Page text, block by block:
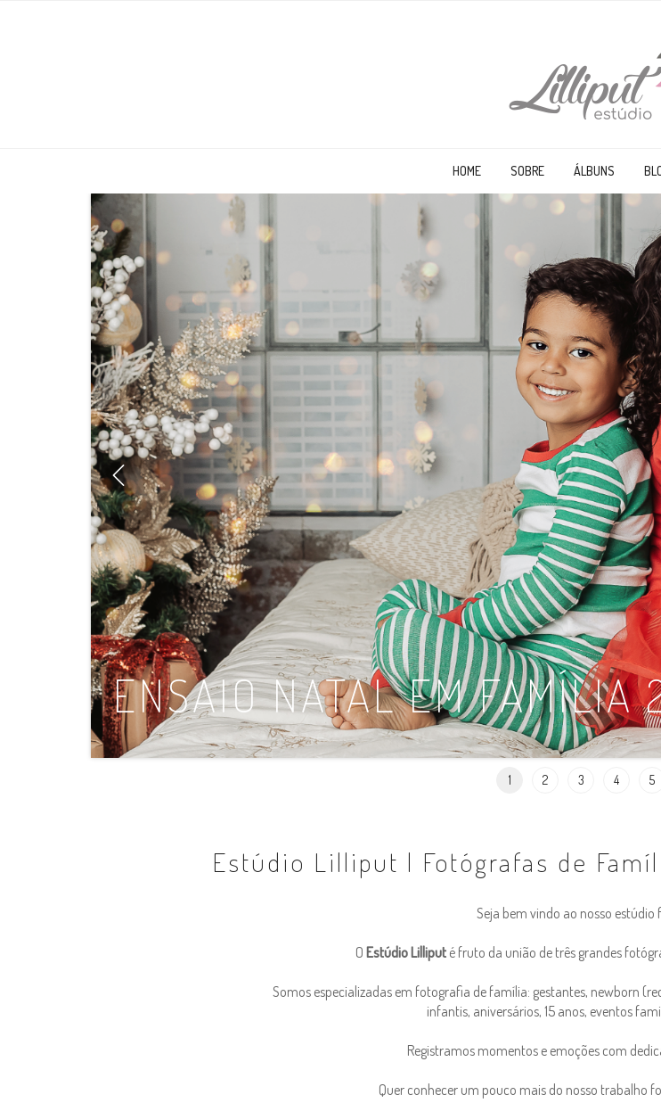
HOME SOBRE ÁLBUNS
ENSAIO NATAL EM FAMÍLIA
1 2 3 4 5
Estúdio Lilliput | Fotógrafas de
Seja bem vindo ao nosso
O Estúdio Lilliput é fruto da união de três grandes
Somos especializadas em fotografia de família: gestantes, newborn
infantis, aniversários, 15 anos, eventos
Registramos momentos e emoções com
Quer conhecer um pouco mais do nosso trabalho